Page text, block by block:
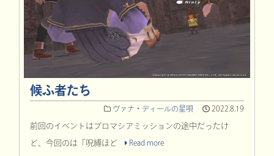
候ふ者たち
ヴァナ・ディールの星唄 2022.8.19
前回のイベントはプロマシアミッションの途中だったけ
ど、今回のは「呪縛ほど Read more